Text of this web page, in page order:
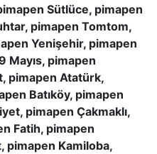
Sütlüce, pimapen
pimapen Tomtom,
Yenişehir, pimapen
Mayıs, pimapen
pimapen Atatürk,
Batıköy, pimapen
pimapen Çakmaklı,
Fatih, pimapen
pimapen Kamiloba,